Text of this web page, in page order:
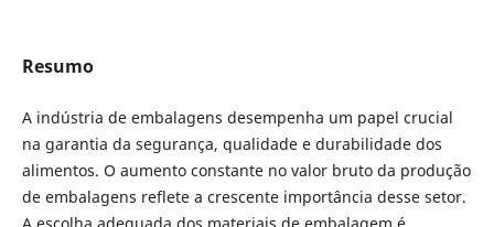
Resumo
A indústria de embalagens desempenha um papel crucial
na garantia da segurança, qualidade e durabilidade dos
alimentos. O aumento constante no valor bruto da produção
de embalagens reflete a crescente importância desse setor.